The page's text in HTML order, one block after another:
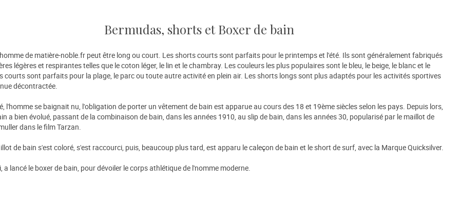
Bermudas, shorts et Boxer de bain
de matière-noble.fr peut être long ou court. Les shorts courts sont parfaits pour le printemps et l'été. Ils sont généralement fabriqués
légères et respirantes telles que le coton léger, le lin et le chambray. Les couleurs les plus populaires sont le bleu, le beige, le blanc et le
courts sont parfaits pour la plage, le parc ou toute autre activité en plein air. Les shorts longs sont plus adaptés pour les activités sportives
décontractée.
l'homme se baignait nu, l'obligation de porter un vêtement de bain est apparue au cours des 18 et 19ème siècles selon les pays. Depuis lors,
a bien évolué, passant de la combinaison de bain, dans les années 1910, au slip de bain, dans les années 30, popularisé par le maillot de
dans le film Tarzan.
de bain s'est coloré, s'est raccourci, puis, beaucoup plus tard, est apparu le caleçon de bain et le short de surf, avec la Marque Quicksilver.
a lancé le boxer de bain, pour dévoiler le corps athlétique de l'nomme moderne.